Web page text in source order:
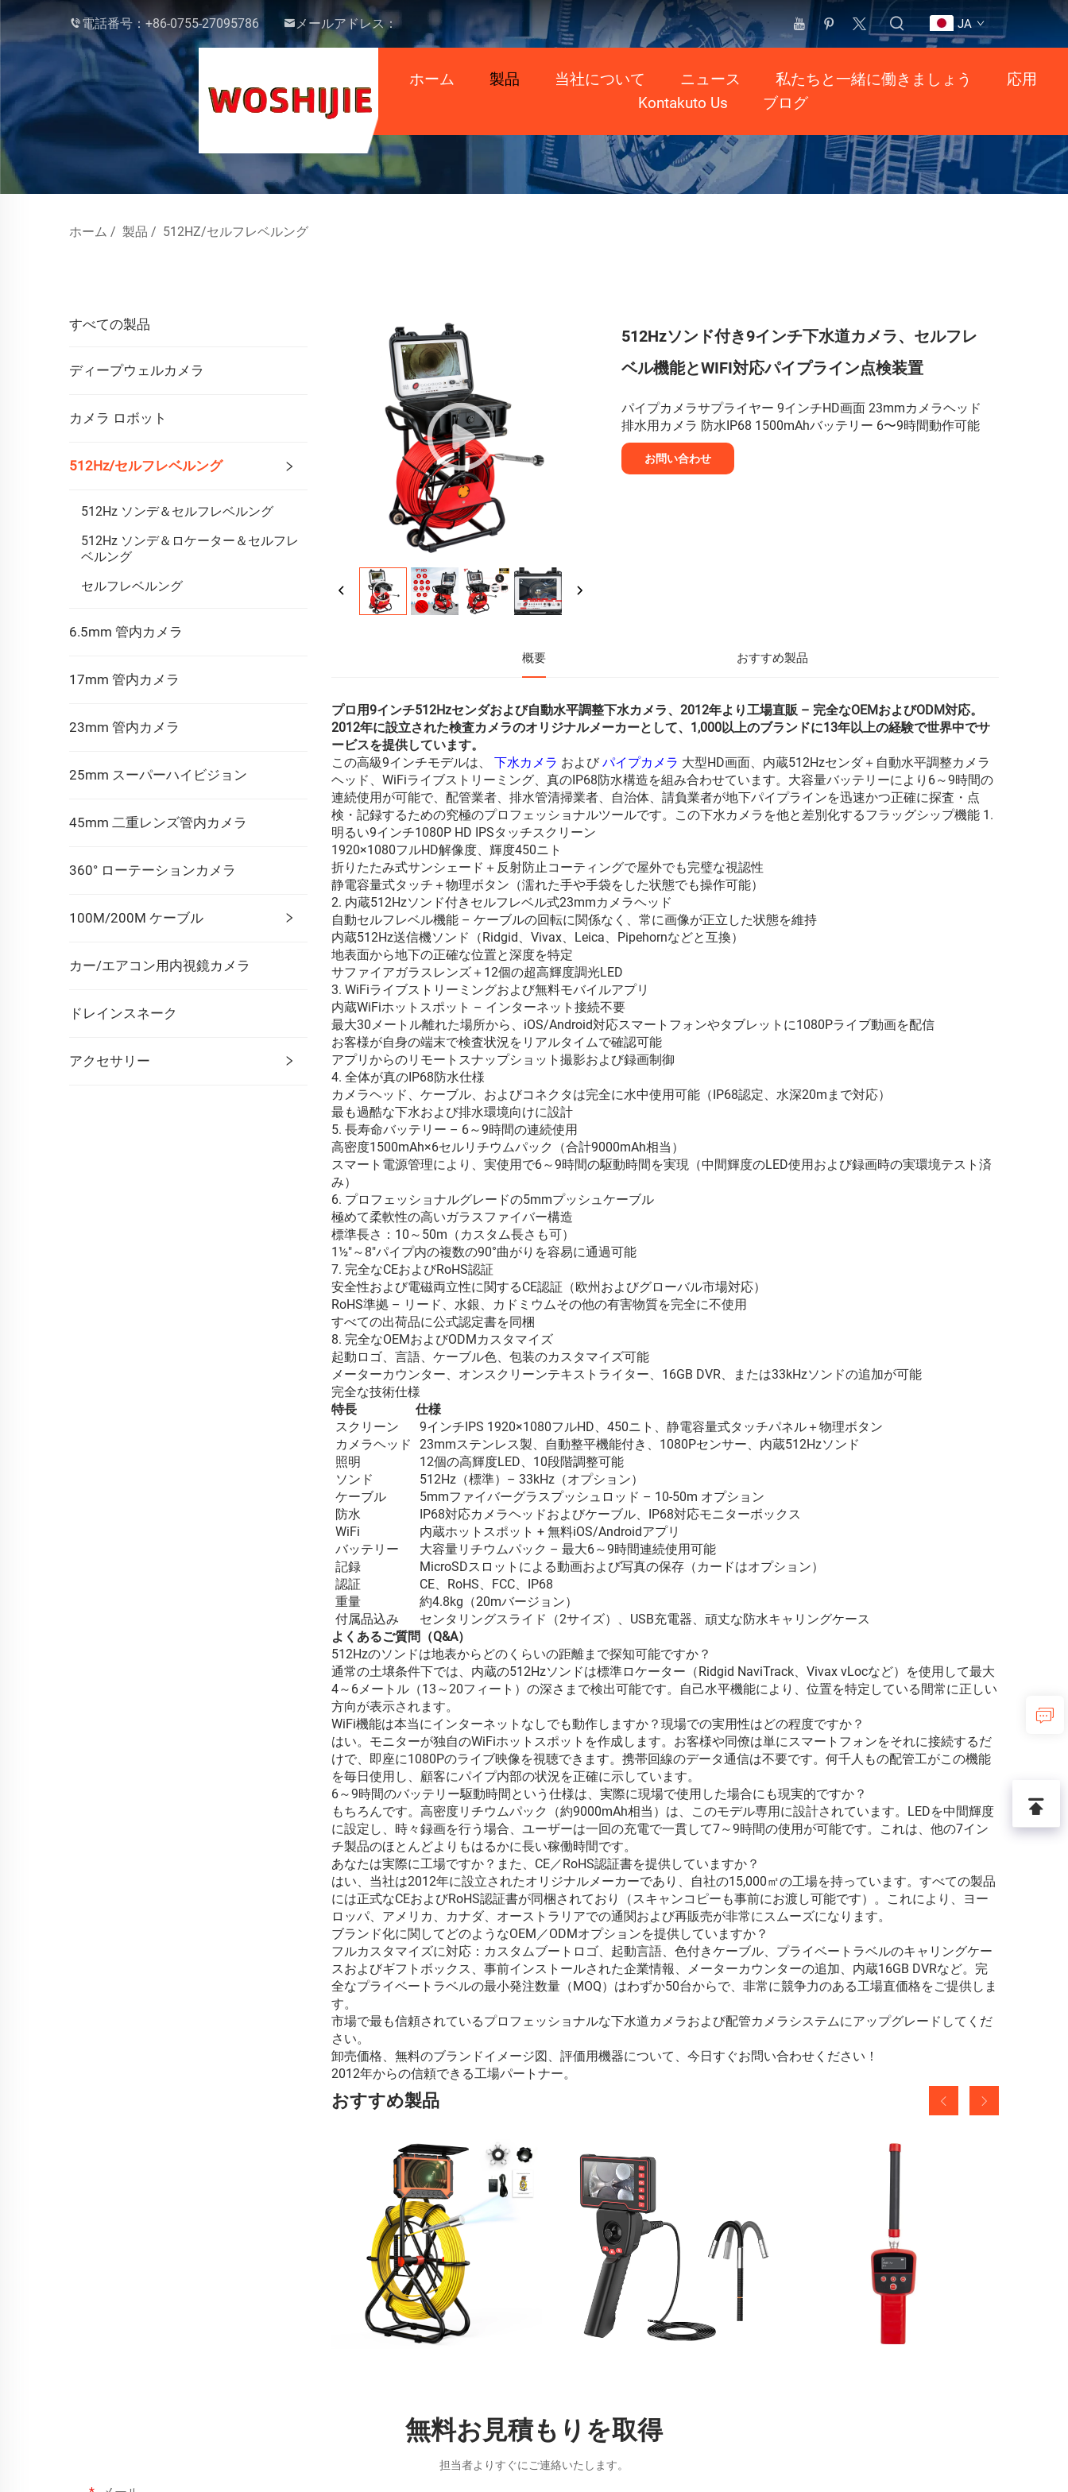
電話番号： +86-0755-27095786 メールアドレス： JA
ホーム 製品 当社について ニュース 私たちと一緒に働きましょう
応用
Kontakuto Us
ブログ
ホーム / 製品 / 512HZ/セルフレベルング
すべての製品
ディープウェルカメラ
カメラ ロボット
512Hz/セルフレベルング
512Hz ソンデ＆セルフレベルング
512Hz ソンデ＆ロケーター＆セルフレ
ベルング
セルフレベルング
6.5mm 管内カメラ
17mm 管内カメラ
23mm 管内カメラ
25mm スーパーハイビジョン
45mm 二重レンズ管内カメラ
360° ローテーションカメラ
100M/200M ケーブル
カー/エアコン用内視鏡カメラ
ドレインスネーク
アクセサリー
512Hzソンド付き9インチ下水道カメラ、セルフレ
ベル機能とWIFI対応パイプライン点検装置
パイプカメラサプライヤー 9インチHD画面 23mmカメラヘッド
排水用カメラ 防水IP68 1500mAhバッテリー 6〜9時間動作可能
お問い合わせ
概要 おすすめ製品
プロ用9インチ512Hzセンダおよび自動水平調整下水カメラ、2012年より工場直販 – 完全なOEMおよびODM対応。
2012年に設立された検査カメラのオリジナルメーカーとして、1,000以上のブランドに13年以上の経験で世界中でサ
ービスを提供しています。
この高級9インチモデルは、 下水カメラ および パイプカメラ 大型HD画面、内蔵512Hzセンダ＋自動水平調整カメラ
ヘッド、WiFiライブストリーミング、真のIP68防水構造を組み合わせています。大容量バッテリーにより6～9時間の
連続使用が可能で、配管業者、排水管清掃業者、自治体、請負業者が地下パイプラインを迅速かつ正確に探査・点
検・記録するための究極のプロフェッショナルツールです。この下水カメラを他と差別化するフラッグシップ機能 1.
明るい9インチ1080P HD IPSタッチスクリーン
1920×1080フルHD解像度、輝度450ニト
折りたたみ式サンシェード＋反射防止コーティングで屋外でも完璧な視認性
静電容量式タッチ＋物理ボタン（濡れた手や手袋をした状態でも操作可能）
2. 内蔵512Hzソンド付きセルフレベル式23mmカメラヘッド
自動セルフレベル機能 – ケーブルの回転に関係なく、常に画像が正立した状態を維持
内蔵512Hz送信機ソンド（Ridgid、Vivax、Leica、Pipehornなどと互換）
地表面から地下の正確な位置と深度を特定
サファイアガラスレンズ＋12個の超高輝度調光LED
3. WiFiライブストリーミングおよび無料モバイルアプリ
内蔵WiFiホットスポット – インターネット接続不要
最大30メートル離れた場所から、iOS/Android対応スマートフォンやタブレットに1080Pライブ動画を配信
お客様が自身の端末で検査状況をリアルタイムで確認可能
アプリからのリモートスナップショット撮影および録画制御
4. 全体が真のIP68防水仕様
カメラヘッド、ケーブル、およびコネクタは完全に水中使用可能（IP68認定、水深20mまで対応）
最も過酷な下水および排水環境向けに設計
5. 長寿命バッテリー – 6～9時間の連続使用
高密度1500mAh×6セルリチウムパック（合計9000mAh相当）
スマート電源管理により、実使用で6～9時間の駆動時間を実現（中間輝度のLED使用および録画時の実環境テスト済
み）
6. プロフェッショナルグレードの5mmプッシュケーブル
極めて柔軟性の高いガラスファイバー構造
標準長さ：10～50m（カスタム長さも可）
1½″～8″パイプ内の複数の90°曲がりを容易に通過可能
7. 完全なCEおよびRoHS認証
安全性および電磁両立性に関するCE認証（欧州およびグローバル市場対応）
RoHS準拠 – リード、水銀、カドミウムその他の有害物質を完全に不使用
すべての出荷品に公式認定書を同梱
8. 完全なOEMおよびODMカスタマイズ
起動ロゴ、言語、ケーブル色、包装のカスタマイズ可能
メーターカウンター、オンスクリーンテキストライター、16GB DVR、または33kHzソンドの追加が可能
完全な技術仕様
特長
仕様
スクリーン
9インチIPS 1920×1080フルHD、450ニト、静電容量式タッチパネル＋物理ボタン
カメラヘッド
23mmステンレス製、自動整平機能付き、1080Pセンサー、内蔵512Hzソンド
照明
12個の高輝度LED、10段階調整可能
ソンド
512Hz（標準）– 33kHz（オプション）
ケーブル
5mmファイバーグラスプッシュロッド – 10-50m オプション
防水
IP68対応カメラヘッドおよびケーブル、IP68対応モニターボックス
WiFi
内蔵ホットスポット + 無料iOS/Androidアプリ
バッテリー
大容量リチウムパック – 最大6～9時間連続使用可能
記録
MicroSDスロットによる動画および写真の保存（カードはオプション）
認証
CE、RoHS、FCC、IP68
重量
約4.8kg（20mバージョン）
付属品込み
センタリングスライド（2サイズ）、USB充電器、頑丈な防水キャリングケース
よくあるご質問（Q&A）
512Hzのソンドは地表からどのくらいの距離まで探知可能ですか？
通常の土壌条件下では、内蔵の512Hzソンドは標準ロケーター（Ridgid NaviTrack、Vivax vLocなど）を使用して最大
4～6メートル（13～20フィート）の深さまで検出可能です。自己水平機能により、位置を特定している間常に正しい
方向が表示されます。
WiFi機能は本当にインターネットなしでも動作しますか？現場での実用性はどの程度ですか？
はい。モニターが独自のWiFiホットスポットを作成します。お客様や同僚は単にスマートフォンをそれに接続するだ
けで、即座に1080Pのライブ映像を視聴できます。携帯回線のデータ通信は不要です。何千人もの配管工がこの機能
を毎日使用し、顧客にパイプ内部の状況を正確に示しています。
6～9時間のバッテリー駆動時間という仕様は、実際に現場で使用した場合にも現実的ですか？
もちろんです。高密度リチウムパック（約9000mAh相当）は、このモデル専用に設計されています。LEDを中間輝度
に設定し、時々録画を行う場合、ユーザーは一回の充電で一貫して7～9時間の使用が可能です。これは、他の7イン
チ製品のほとんどよりもはるかに長い稼働時間です。
あなたは実際に工場ですか？また、CE／RoHS認証書を提供していますか？
はい、当社は2012年に設立されたオリジナルメーカーであり、自社の15,000㎡の工場を持っています。すべての製品
には正式なCEおよびRoHS認証書が同梱されており（スキャンコピーも事前にお渡し可能です）。これにより、ヨー
ロッパ、アメリカ、カナダ、オーストラリアでの通関および再販売が非常にスムーズになります。
ブランド化に関してどのようなOEM／ODMオプションを提供していますか？
フルカスタマイズに対応：カスタムブートロゴ、起動言語、色付きケーブル、プライベートラベルのキャリングケー
スおよびギフトボックス、事前インストールされた企業情報、メーターカウンターの追加、内蔵16GB DVRなど。完
全なプライベートラベルの最小発注数量（MOQ）はわずか50台からで、非常に競争力のある工場直価格をご提供しま
す。
市場で最も信頼されているプロフェッショナルな下水道カメラおよび配管カメラシステムにアップグレードしてくだ
さい。
卸売価格、無料のブランドイメージ図、評価用機器について、今日すぐお問い合わせください！
2012年からの信頼できる工場パートナー。
おすすめ製品
無料お見積もりを取得
担当者よりすぐにご連絡いたします。